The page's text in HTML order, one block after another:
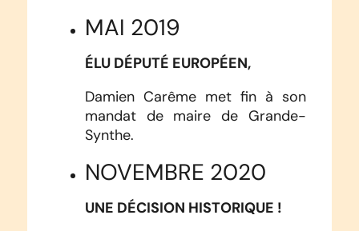
MAI 2019
ÉLU DÉPUTÉ EUROPÉEN,
Damien Carême met fin à son
mandat de maire de Grande-
Synthe.
NOVEMBRE 2020
UNE DÉCISION HISTORIQUE !